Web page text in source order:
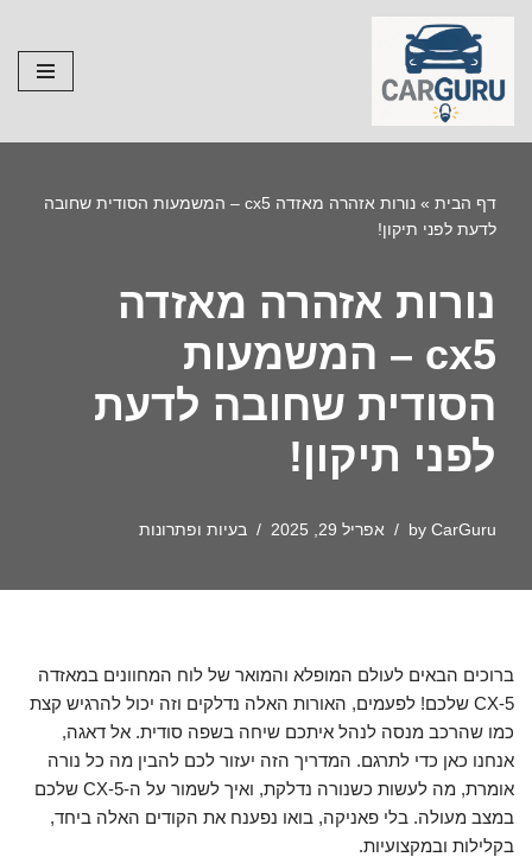
Skip
to
content
דף הבית »
נורות אזהרה מאזדה cx5 – המשמעות הסודית שחובה
לדעת לפני תיקון!
נורות אזהרה מאזדה
cx5 – המשמעות
הסודית שחובה לדעת
לפני תיקון!
by CarGuru אפריל 29, 2025 בעיות ופתרונות
ברוכים הבאים לעולם המופלא והמואר של לוח המחוונים במאזדה
CX-5 שלכם! לפעמים, האורות האלה נדלקים וזה יכול להרגיש קצת
כמו שהרכב מנסה לנהל איתכם שיחה בשפה סודית. אל דאגה,
אנחנו כאן כדי לתרגם. המדריך הזה יעזור לכם להבין מה כל נורה
אומרת, מה לעשות כשנורה נדלקת, ואיך לשמור על ה-CX-5 שלכם
במצב מעולה. בלי פאניקה, בואו נפענח את הקודים האלה ביחד,
בקלילות ובמקצועיות.